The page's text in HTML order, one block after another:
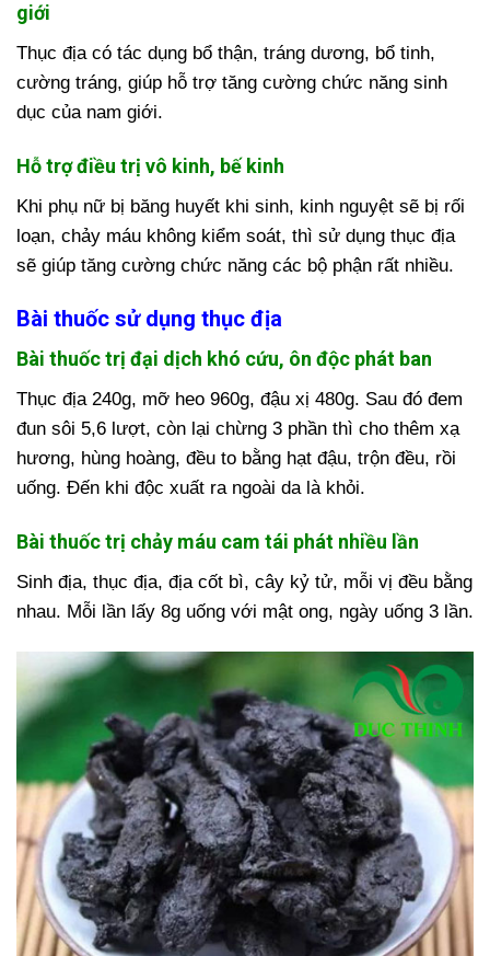
giới
Thục địa có tác dụng bổ thận, tráng dương, bổ tinh,
cường tráng, giúp hỗ trợ tăng cường chức năng sinh
dục của nam giới.
Hỗ trợ điều trị vô kinh, bế kinh
Khi phụ nữ bị băng huyết khi sinh, kinh nguyệt sẽ bị rối
loạn, chảy máu không kiểm soát, thì sử dụng thục địa
sẽ giúp tăng cường chức năng các bộ phận rất nhiều.
Bài thuốc sử dụng thục địa
Bài thuốc trị đại dịch khó cứu, ôn độc phát ban
Thục địa 240g, mỡ heo 960g, đậu xị 480g. Sau đó đem
đun sôi 5,6 lượt, còn lại chừng 3 phần thì cho thêm xạ
hương, hùng hoàng, đều to bằng hạt đậu, trộn đều, rồi
uống. Đến khi độc xuất ra ngoài da là khỏi.
Bài thuốc trị chảy máu cam tái phát nhiều lần
Sinh địa, thục địa, địa cốt bì, cây kỷ tử, mỗi vị đều bằng
nhau. Mỗi lần lấy 8g uống với mật ong, ngày uống 3 lần.